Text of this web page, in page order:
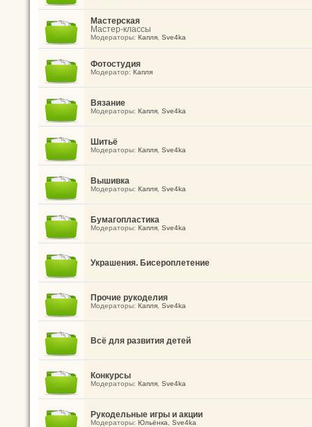
Мастерская
Мастер-классы
Модераторы: Капля, Sve4ka
Фотостудия
Модератор: Капля
Вязание
Модераторы: Капля, Sve4ka
Шитьё
Модераторы: Капля, Sve4ka
Вышивка
Модераторы: Капля, Sve4ka
Бумагопластика
Модераторы: Капля, Sve4ka
Украшения. Бисероплетение
Прочие рукоделия
Модераторы: Капля, Sve4ka
Всё для развития детей
Конкурсы
Модераторы: Капля, Sve4ka
Рукодельные игры и акции
Модераторы: Юльёнка Sve4ka